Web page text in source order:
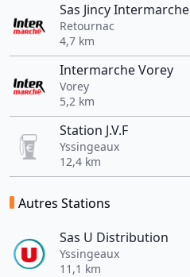
Sas Jincy Intermarche
Retournac
4,7 km
Intermarche Vorey
Vorey
5,2 km
Station J.V.F
Yssingeaux
12,4 km
Autres Stations
Sas U Distribution
Yssingeaux
11,1 km